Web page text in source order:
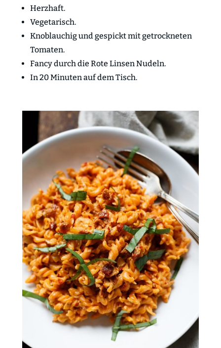
Herzhaft.
Vegetarisch.
Knoblauchig und gespickt mit getrockneten
Tomaten.
Fancy durch die Rote Linsen Nudeln.
In 20 Minuten auf dem Tisch.